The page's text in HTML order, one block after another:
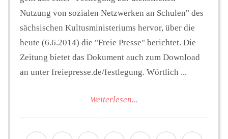
Nutzung von sozialen Netzwerken an Schulen" des
sächsischen Kultusministeriums hervor, über die
heute (6.6.2014) die "Freie Presse" berichtet. Die
Zeitung bietet das Dokument auch zum Download
an unter freiepresse.de/festlegung. Wörtlich ...
Weiterlesen...